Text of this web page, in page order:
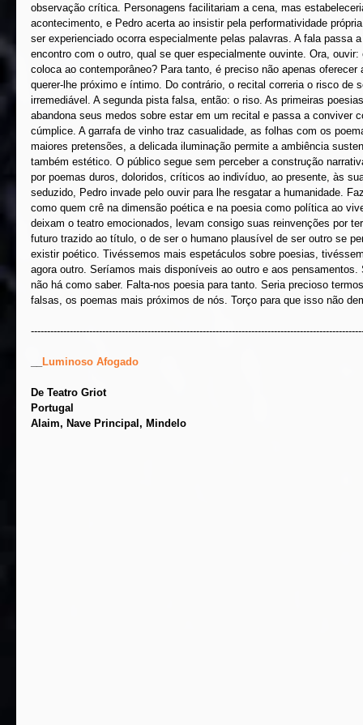
observação crítica. Personagens facilitariam a cena, mas
acontecimento, e Pedro acerta ao insistir pela performatividade
ser experienciado ocorra especialmente pelas palavras. A fala passa
encontro com o outro, qual se quer especialmente ouvinte. Ora,
coloca ao contemporâneo? Para tanto, é preciso não apenas
querer-lhe próximo e íntimo. Do contrário, o recital correria o risco de
irremediável. A segunda pista falsa, então: o riso. As primeiras
abandona seus medos sobre estar em um recital e passa a conviver
cúmplice. A garrafa de vinho traz casualidade, as folhas com os
maiores pretensões, a delicada iluminação permite a ambiência
também estético. O público segue sem perceber a construção
por poemas duros, doloridos, críticos ao indivíduo, ao presente, às
seduzido, Pedro invade pelo ouvir para lhe resgatar a humanidade.
como quem crê na dimensão poética e na poesia como política ao
deixam o teatro emocionados, levam consigo suas reinvenções por
futuro trazido ao título, o de ser o humano plausível de ser outro se
existir poético. Tivéssemos mais espetáculos sobre poesias,
agora outro. Seríamos mais disponíveis ao outro e aos
não há como saber. Falta-nos poesia para tanto. Seria precioso
falsas, os poemas mais próximos de nós. Torço para que isso não
Luminoso Afogado
De Teatro Griot
Portugal
Alaim, Nave Principal, Mindelo